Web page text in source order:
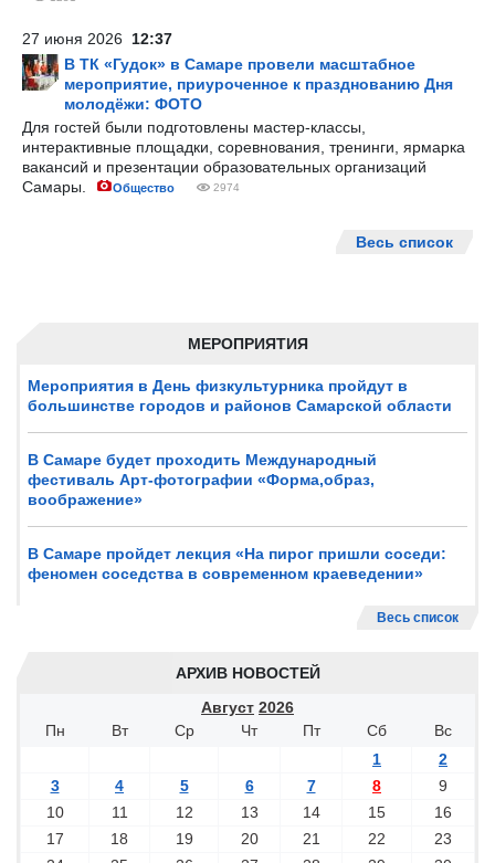
МЕРОПРИЯТИЯ
Мероприятия в День физкультурника пройдут в
большинстве городов и районов Самарской области
В Самаре будет проходить Международный
фестиваль Арт-фотографии «Форма,образ,
воображение»
В Самаре пройдет лекция «На пирог пришли соседи:
феномен соседства в современном краеведении»
Весь список
АРХИВ НОВОСТЕЙ
Август 2026
Пн
Вт Ср Чт Пт Сб
Вс
1
2
3
4 5 6 7 8
9
10
11 12 13 14 15
16
17
18 19 20 21 22
23
27 июня 2026 12:37
В ТК «Гудок» в Самаре провели масштабное
мероприятие, приуроченное к празднованию Дня
молодёжи: ФОТО
Для гостей были подготовлены мастер-классы,
интерактивные площадки, соревнования, тренинги, ярмарка
вакансий и презентации образовательных организаций
Самары.
Общество 2974
Весь список